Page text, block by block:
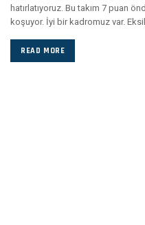
hatırlatıyoruz. Bu takım 7 puan
koşuyor. İyi bir kadromuz var.
READ MORE